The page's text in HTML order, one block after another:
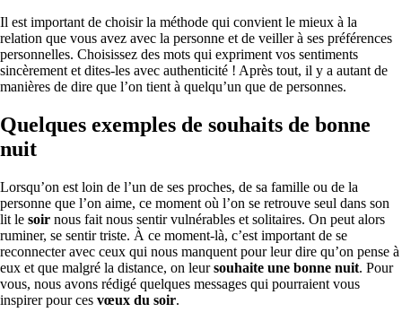
Il est important de choisir la méthode qui convient le mieux à la
relation que vous avez avec la personne et de veiller à ses préférences
personnelles. Choisissez des mots qui expriment vos sentiments
sincèrement et dites-les avec authenticité ! Après tout, il y a autant de
manières de dire que l’on tient à quelqu’un que de personnes.
Quelques exemples de souhaits de bonne
nuit
Lorsqu’on est loin de l’un de ses proches, de sa famille ou de la
personne que l’on aime, ce moment où l’on se retrouve seul dans son
lit le soir nous fait nous sentir vulnérables et solitaires. On peut alors
ruminer, se sentir triste. À ce moment-là, c’est important de se
reconnecter avec ceux qui nous manquent pour leur dire qu’on pense à
eux et que malgré la distance, on leursouhaite une bonne nuit. Pour
vous, nous avons rédigé quelques messages qui pourraient vous
inspirer pour ces vœux du soir.